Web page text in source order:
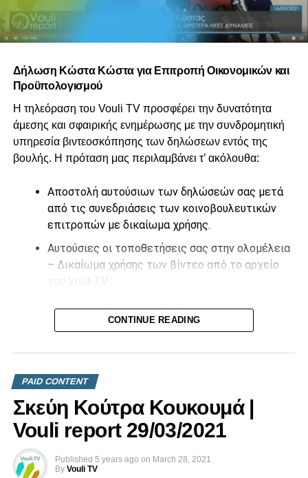
Δήλωση Κώστα Κώστα για Επιτροπή Οικονομικών και
Προϋπολογισμού
Η τηλεόραση του Vouli TV προσφέρει την δυνατότητα
άμεσης και σφαιρικής ενημέρωσης με την συνδρομητική
υπηρεσία βιντεοσκόπησης των δηλώσεων εντός της
βουλής. Η πρόταση μας περιλαμβάνει τ’ ακόλουθα:
Αποστολή αυτούσιων των δηλώσεών σας μετά
από τις συνεδριάσεις των κοινοβουλευτικών
επιτροπών με δικαίωμα χρήσης.
Αυτούσιες οι τοποθετήσεις σας στην ολομέλεια
– Δικαίωμα χρήσης των βίντεο από το αρχείο
Επικοινωνήστε μαζί μας στοinfo@vouli.tvή στοτηλ 96
για περισσότερες πληροφορίες.
CONTINUE READING
PAID CONTENT
Σκεύη Κούτρα Κουκουμά |
Vouli report 29/03/2021
Published 5 years ago on March 28, 2021
By Vouli TV